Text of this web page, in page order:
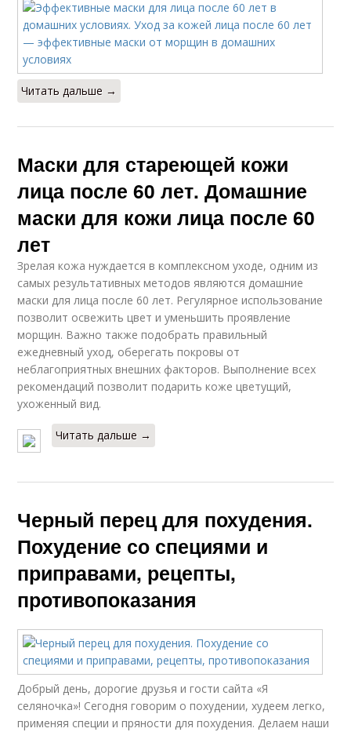
Читать дальше →
Маски для стареющей кожи
лица после 60 лет. Домашние
маски для кожи лица после 60
лет
Зрелая кожа нуждается в комплексном уходе, одним из
самых результативных методов являются домашние
маски для лица после 60 лет. Регулярное использование
позволит освежить цвет и уменьшить проявление
морщин. Важно также подобрать правильный
ежедневный уход, оберегать покровы от
неблагоприятных внешних факторов. Выполнение всех
рекомендаций позволит подарить коже цветущий,
ухоженный вид.
Читать дальше →
Черный перец для похудения.
Похудение со специями и
приправами, рецепты,
противопоказания
Добрый день, дорогие друзья и гости сайта «Я
селяночка»! Сегодня говорим о похудении, худеем легко,
применяя специи и пряности для похудения. Делаем наши